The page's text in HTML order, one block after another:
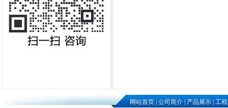
网站首页|公司简介|产品展示|工